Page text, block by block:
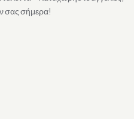
σας σήμερα!